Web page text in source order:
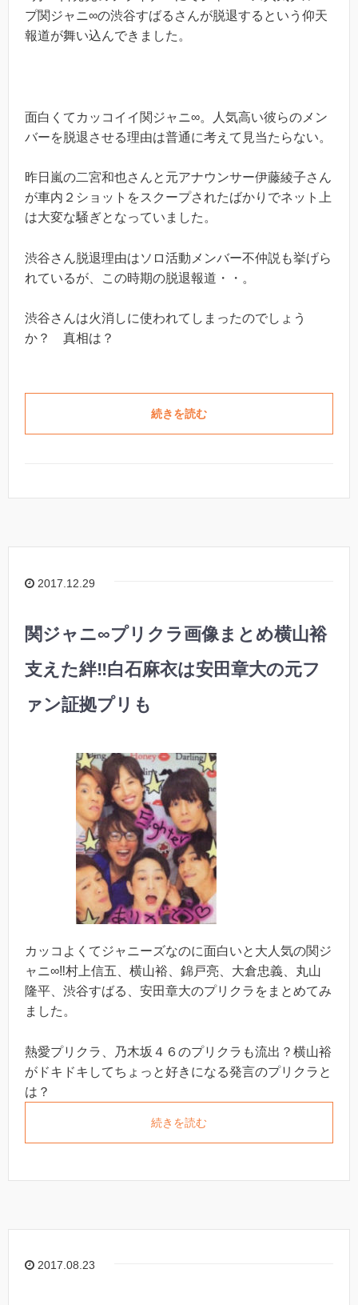
プ関ジャニ∞の渋谷すばるさんが脱退するという仰天
報道が舞い込んできました。
面白くてカッコイイ関ジャニ∞。人気高い彼らのメン
バーを脱退させる理由は普通に考えて見当たらない。
昨日嵐の二宮和也さんと元アナウンサー伊藤綾子さん
が車内２ショットをスクープされたばかりでネット上
は大変な騒ぎとなっていました。
渋谷さん脱退理由はソロ活動メンバー不仲説も挙げら
れているが、この時期の脱退報道・・。
渋谷さんは火消しに使われてしまったのでしょう
か？ 真相は？
続きを読む
2017.12.29
関ジャニ∞プリクラ画像まとめ横山裕
支えた絆‼︎白石麻衣は安田章大の元フ
ァン証拠プリも
カッコよくてジャニーズなのに面白いと大人気の関ジ
ャニ∞‼︎村上信五、横山裕、錦戸亮、大倉忠義、丸山
隆平、渋谷すばる、安田章大のプリクラをまとめてみ
ました。
熱愛プリクラ、乃木坂４６のプリクラも流出？横山裕
がドキドキしてちょっと好きになる発言のプリクラと
は？
続きを読む
2017.08.23